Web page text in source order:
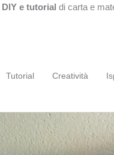
DIY e tutorial di carta e
Tutorial Creatività